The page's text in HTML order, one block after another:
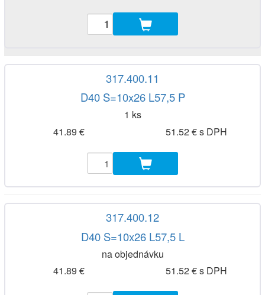
317.400.11
D40 S=10x26 L57,5 P
1 ks
41.89 €
51.52 € s DPH
317.400.12
D40 S=10x26 L57,5 L
na objednávku
41.89 €
51.52 € s DPH